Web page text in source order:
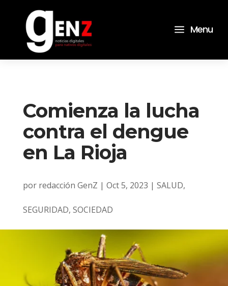
a Menu
Comienza la lucha
contra el dengue
en La Rioja
por redacción GenZ | Oct 5, 2023 | SALUD,
SEGURIDAD, SOCIEDAD